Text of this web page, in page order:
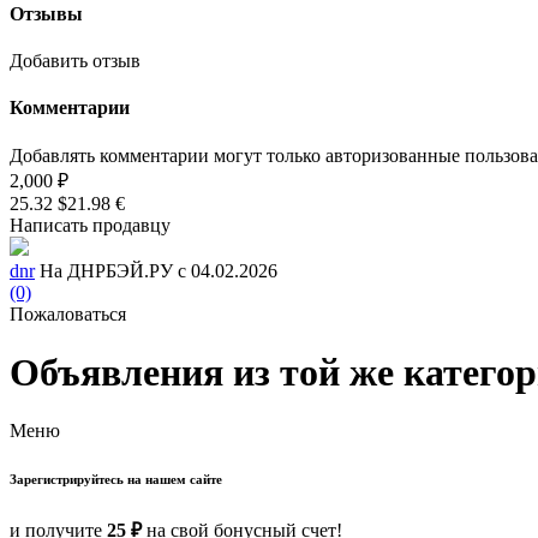
Отзывы
Добавить отзыв
Комментарии
Добавлять комментарии могут только авторизованные
2,000 ₽
25.32 $21.98 €
Написать продавцу
dnr На ДНРБЭЙ.РУ с 04.02.2026
(0)
Пожаловаться
Объявления из той же
Меню
Зарегистрируйтесь на нашем сайте
и получите 25 ₽на свой бонусный счет!